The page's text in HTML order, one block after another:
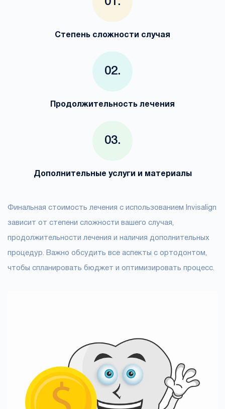
Степень сложности случая
Продолжительность лечения
Дополнительные услуги и материалы
Финальная стоимость лечения с использованием Invisalign
зависит от степени сложности вашего случая,
продолжительности лечения и наличия дополнительных
процедур. Важно обсудить все аспекты с ортодонтом,
чтобы спланировать бюджет и оптимизировать процесс.